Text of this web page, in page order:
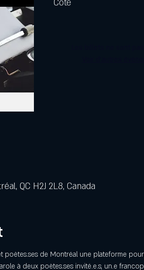
Côté
QC H2J 2L8, Canada
de Montréal une plateforme
à deux poètes.ses invité.e.s, un.e